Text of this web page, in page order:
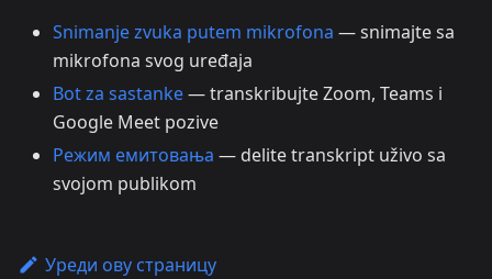
Snimanje zvuka putem mikrofona — snimajte sa
mikrofona svog uređaja
Bot za sastanke— transkribujte Zoom, Teams i
Google Meet pozive
Режим емитовања — delite transkript uživo sa
svojom publikom
Уреди ову страницу